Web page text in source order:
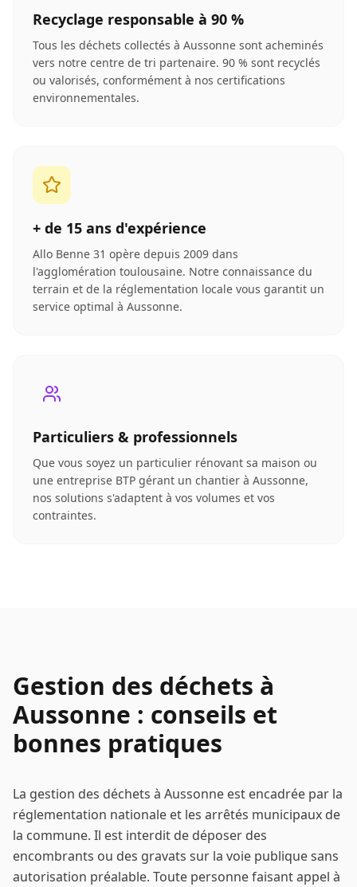
Recyclage responsable à 90 %
Tous les déchets collectés à Aussonne sont acheminés
vers notre centre de tri partenaire. 90 % sont recyclés
ou valorisés, conformément à nos certifications
environnementales.
+ de 15 ans d'expérience
Allo Benne 31 opère depuis 2009 dans
l'agglomération toulousaine. Notre connaissance du
terrain et de la réglementation locale vous garantit un
service optimal à Aussonne.
Particuliers & professionnels
Que vous soyez un particulier rénovant sa maison ou
une entreprise BTP gérant un chantier à Aussonne,
nos solutions s'adaptent à vos volumes et vos
contraintes.
Gestion des déchets à
Aussonne : conseils et
bonnes pratiques
La gestion des déchets à Aussonne est encadrée par la
réglementation nationale et les arrêtés municipaux de
la commune. Il est interdit de déposer des
encombrants ou des gravats sur la voie publique sans
autorisation préalable. Toute personne faisant appel à